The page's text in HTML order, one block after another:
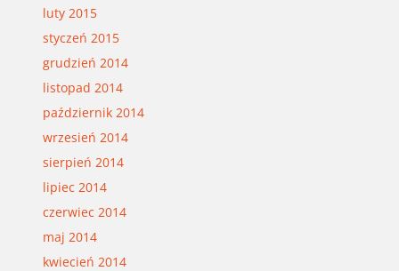
luty 2015
styczeń 2015
grudzień 2014
listopad 2014
październik 2014
wrzesień 2014
sierpień 2014
lipiec 2014
czerwiec 2014
maj 2014
kwiecień 2014